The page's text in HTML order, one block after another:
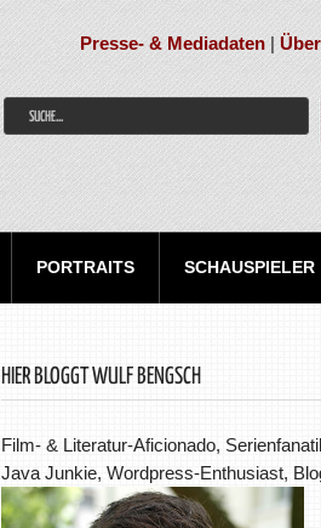
Presse- & Mediadaten |
PORTRAITS SCHAUSPIELER
HIER BLOGGT WULF BENGSCH
Film- & Literatur-Aficionado,
Java Junkie, Wordpress-Enthusiast,